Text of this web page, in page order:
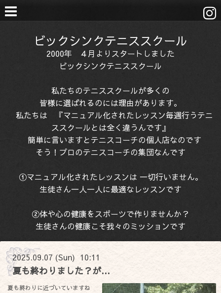
ビックシンクテニススクール
2000年 ４月よりスタートしました
ビックシンクテニススクール
私たちのテニススクールが多くの
皆様に選ばれるのには理由があります。
私たちは 『マニュアル化されたレッスン毎週行うテニ
ススクールとは全く違うんです』
簡単に言いますとテニスコーチの個人店なのです
そう！プロのテニスコーチの集団なんです
①マニュアル化されたレッスンは 一切行いません。
生徒さん一人一人に最適なレッスンです
②体や心の健康をスポーツで作りませんか？
生徒さんの健康こそ我々のミッションです
2025.09.07 (Sun) 10:11
夏も終わりました？が…
夏も終わりに近づいていますね